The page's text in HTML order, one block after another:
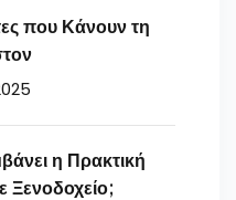
που Κάνουν τη
η Πρακτική